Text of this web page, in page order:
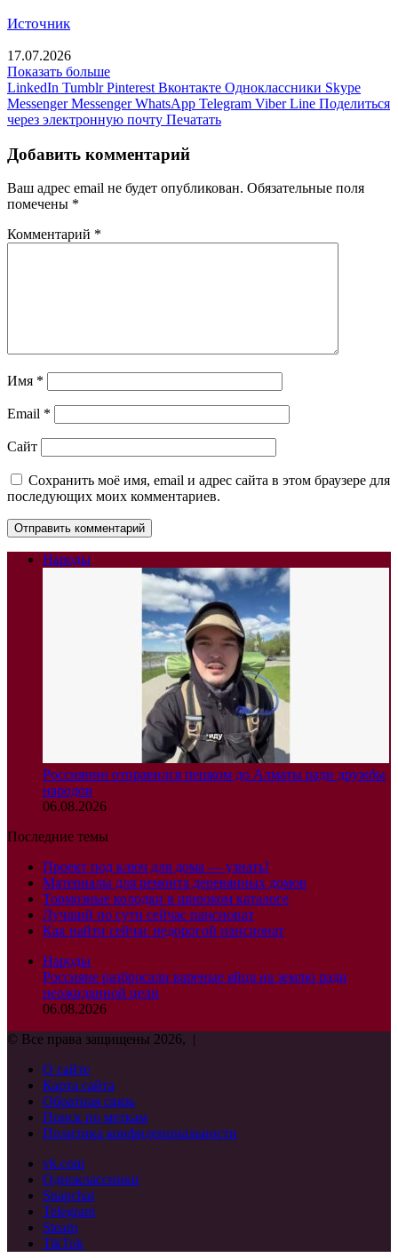
Источник
17.07.2026
Показать больше
LinkedIn Tumblr Pinterest Вконтакте Одноклассники Skype
Messenger Messenger WhatsApp Telegram Viber Line Поделиться
через электронную почту Печатать
Добавить комментарий
Ваш адрес email не будет опубликован. Обязательные поля
помечены *
Комментарий *
Имя *
Email *
Сайт
Сохранить моё имя, email и адрес сайта в этом браузере для
последующих моих комментариев.
Народы
Россиянин отправился пешком до Алматы ради дружбы
народов
06.08.2026
Последние темы
Проект под ключ для дома — узнать!
Материалы для ремонта деревянных домов
Тормозные колодки в широком каталоге
Лучший по сути сейчас пансионат
Как найти сейчас недорогой пансионат
Народы
Россияне разбросали вареные яйца на землю ради
неожиданной цели
06.08.2026
© Все права защищены 2026, |
О сайте
Карта сайта
Обратная связь
Поиск по меткам
Политика конфиденциальности
vk.com
Одноклассники
Snapchat
Telegram
Steam
TikTok